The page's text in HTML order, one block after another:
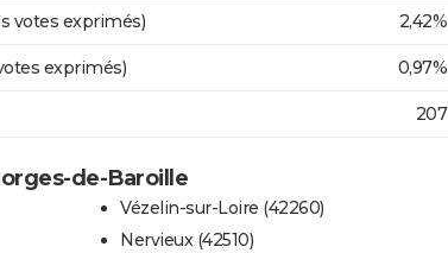
votes exprimés) 2,42%
exprimés) 0,97%
207
de-Baroille
Vézelin-sur-Loire (42260)
Nervieux (42510)